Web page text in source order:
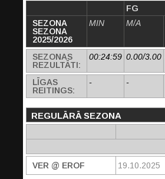
FG
SEZONA
SEZONA
2025/2026
MIN M/A
SEZONAS
REZULTĀTI:
00:24:59 0.00/3.00
LĪGAS
REITINGS:
- -
REGULĀRĀ SEZONA
VER @ EROF
19.10.2025